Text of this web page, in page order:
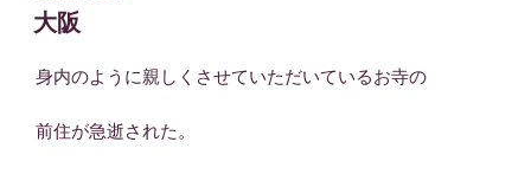
稿
日:
大阪
身内のように親しくさせていただいているお寺の
前住が急逝された。